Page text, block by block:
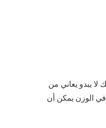
لا يبدو يعاني من
الوزن يمكن أن